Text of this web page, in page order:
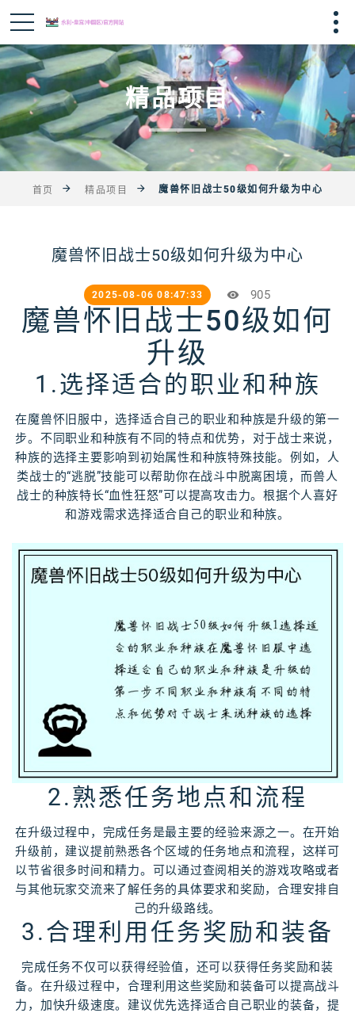
精品项目
首页 精品项目 魔兽怀旧战士50级如何升级为中心
魔兽怀旧战士50级如何升级为中心
2025-08-06 08:47:33 905
魔兽怀旧战士50级如何
升级
1.选择适合的职业和种族
在魔兽怀旧服中，选择适合自己的职业和种族是升级的第一
步。不同职业和种族有不同的特点和优势，对于战士来说，
种族的选择主要影响到初始属性和种族特殊技能。例如，人
类战士的“逃脱”技能可以帮助你在战斗中脱离困境，而兽人
战士的种族特长“血性狂怒”可以提高攻击力。根据个人喜好
和游戏需求选择适合自己的职业和种族。
2.熟悉任务地点和流程
在升级过程中，完成任务是最主要的经验来源之一。在开始
升级前，建议提前熟悉各个区域的任务地点和流程，这样可
以节省很多时间和精力。可以通过查阅相关的游戏攻略或者
与其他玩家交流来了解任务的具体要求和奖励，合理安排自
己的升级路线。
3.合理利用任务奖励和装备
完成任务不仅可以获得经验值，还可以获得任务奖励和装
备。在升级过程中，合理利用这些奖励和装备可以提高战斗
力，加快升级速度。建议优先选择适合自己职业的装备，提